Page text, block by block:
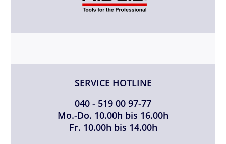
SERVICE HOTLINE
040 - 519 00 97-77
Mo.-Do. 10.00h bis 16.00h
Fr. 10.00h bis 14.00h